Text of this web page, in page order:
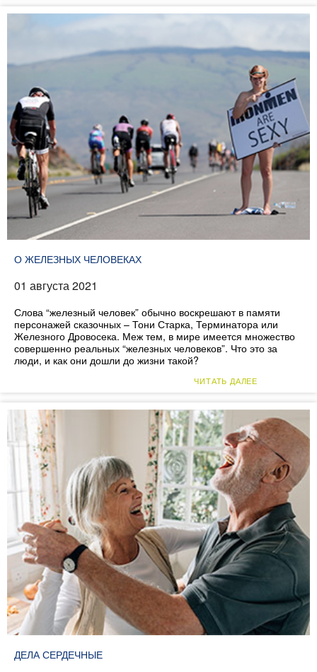
О ЖЕЛЕЗНЫХ ЧЕЛОВЕКАХ
01 августа 2021
Слова “железный человек” обычно воскрешают в памяти
персонажей сказочных – Тони Старка, Терминатора или
Железного Дровосека. Меж тем, в мире имеется множество
совершенно реальных “железных человеков”. Что это за
люди, и как они дошли до жизни такой?
ЧИТАТЬ ДАЛЕЕ
ДЕЛА СЕРДЕЧНЫЕ